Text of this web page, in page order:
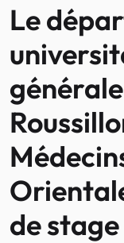
Le
de stage